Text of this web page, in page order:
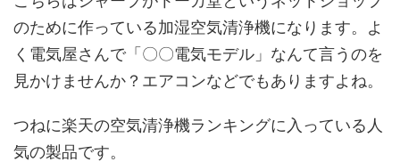
のために作っている加湿空気清浄機になります。 よ
く電気屋さんで「〇〇電気モデル」なんて言うのを
見かけませんか？エアコンなどでもありますよね。
つねに楽天の空気清浄機ランキングに入っている人
気の製品です。